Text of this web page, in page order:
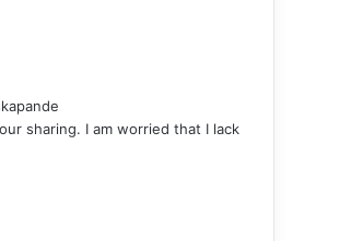
sharing. I am worried that I lack